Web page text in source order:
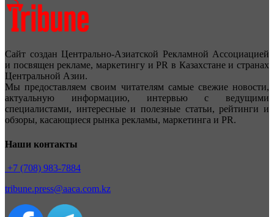
Сайт создан Центрально-Азиатской Рекламной Ассоциацией
и посвящен рекламе, маркетингу и PR в Казахстане и странах
Центральной Азии.
Мы предоставляем своим читателям самые свежие новости,
актуальную информацию, интервью с ведущими
специалистами, интересные и полезные статьи, рейтинги и
обзоры, касающиеся рынка рекламы, маркетинга и PR.
Наши контакты
+7 (708) 983-7884
tribune.press@aaca.com.kz